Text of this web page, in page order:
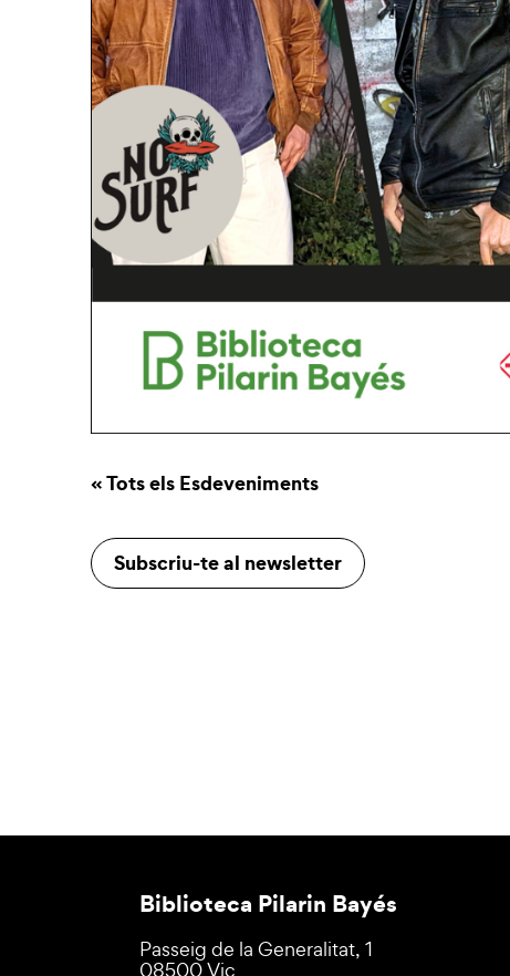
« Tots els Esdeveniments
Subscriu-te al newsletter
Biblioteca Pilarin Bayés
Passeig de la Generalitat, 1
08500 Vic